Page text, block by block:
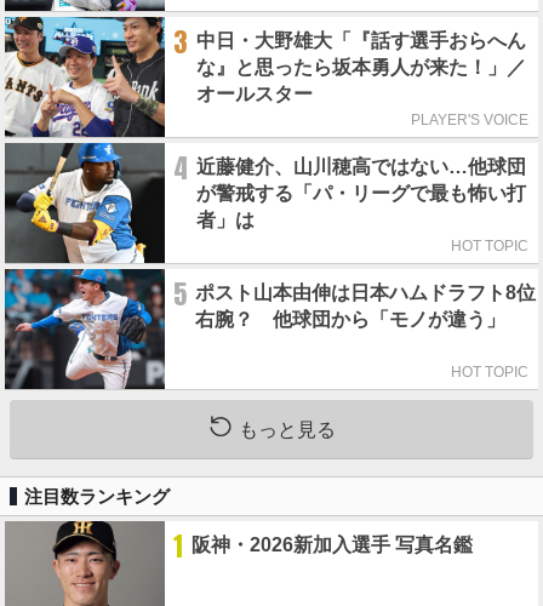
3 中日・大野雄大「『話す選手おらへん
な』と思ったら坂本勇人が来た！」／
オールスター
PLAYER'S VOICE
4 近藤健介、山川穂高ではない…他球団
が警戒する「パ・リーグで最も怖い打
者」は
HOT TOPIC
5 ポスト山本由伸は日本ハムドラフト8位
右腕？ 他球団から「モノが違う」
HOT TOPIC
もっと見る
注目数ランキング
1 阪神・2026新加入選手 写真名鑑